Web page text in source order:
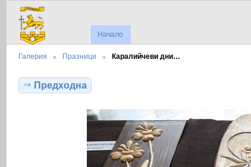
Начало
Галерия Празници Каралийчеви дни…
Предходна